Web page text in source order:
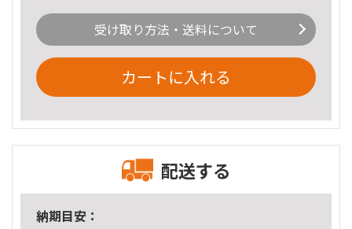
受け取り方法・送料について
カートに入れる
配送する
納期目安：